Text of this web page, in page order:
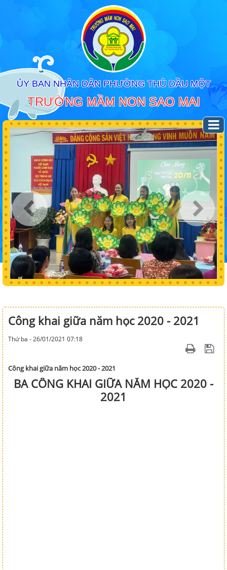
ỦY BAN NHÂN DÂN PHƯỜNG THỦ DẦU MỘT
TRƯỜNG MẦM NON SAO MAI
Công khai giữa năm học 2020 - 2021
Thứ ba - 26/01/2021 07:18
Công khai giữa năm học 2020 - 2021
BA CÔNG KHAI GIỮA NĂM HỌC 2020 -
2021